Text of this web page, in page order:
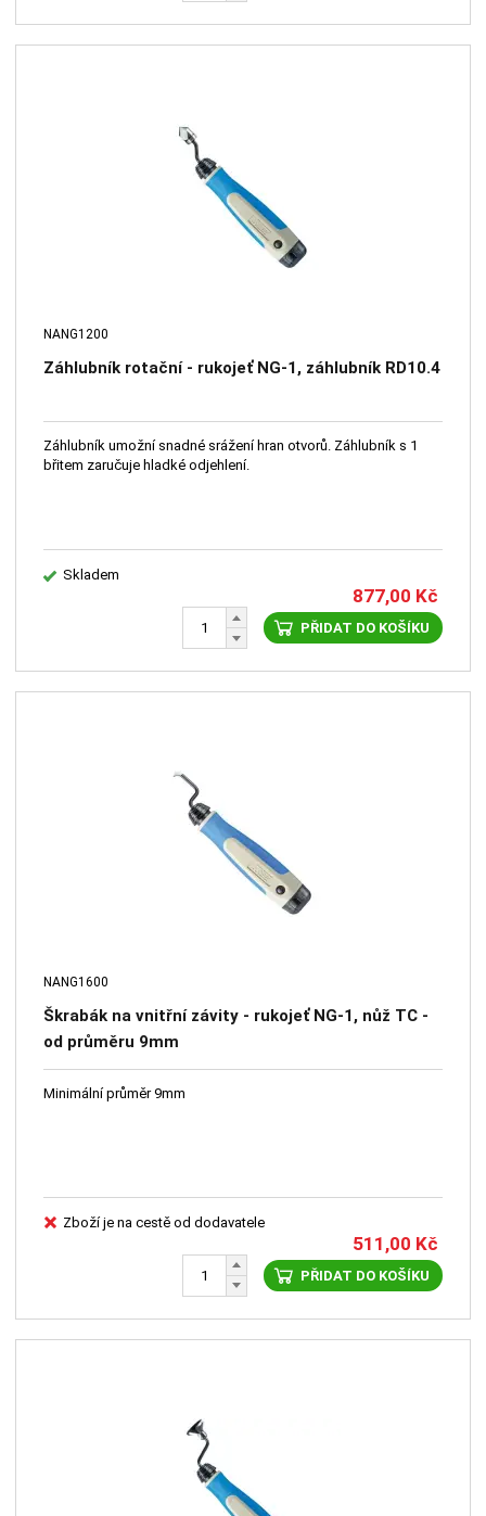
NANG1200
Záhlubník rotační - rukojeť NG-1, záhlubník RD10.4
Záhlubník umožní snadné srážení hran otvorů. Záhlubník s 1
břitem zaručuje hladké odjehlení.
Skladem
877,00 Kč
PŘIDAT DO KOŠÍKU
NANG1600
Škrabák na vnitřní závity - rukojeť NG-1, nůž TC -
od průměru 9mm
Minimální průměr 9mm
Zboží je na cestě od dodavatele
511,00 Kč
PŘIDAT DO KOŠÍKU